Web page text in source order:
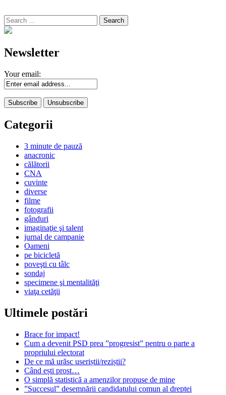
Search
for:
Newsletter
Your email:
Categorii
3 minute de pauză
anacronic
călătorii
CNA
cuvinte
diverse
filme
fotografii
gânduri
imaginaţie şi talent
jurnal de campanie
Oameni
pe bicicletă
poveşti cu tâlc
sondaj
specimene şi mentalităţi
viaţa cetăţii
Ultimele postări
Brace for impact!
Cum a devenit PSD prea ”progresist” pentru o parte a
propriului electorat
De ce mă urăsc useriștii/reziștii?
Când ești prost…
O simplă statistică a amenzilor propuse de mine
”Succesul” desemnării candidatului comun al dreptei